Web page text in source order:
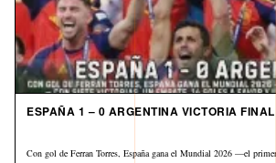
ESPAÑA 1 – 0 ARGENTINA VICTORIA
Con gol de Ferran Torres, España gana el Mundial 2026 —el